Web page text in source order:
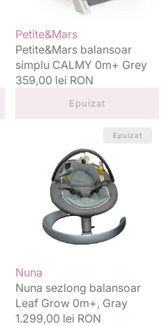
Vânzător:
Petite&Mars
Petite&Mars balansoar
simplu CALMY 0m+ Grey
Preț
359,00 lei RON
Epuizat
balansoar
Epuizat
Vânzător:
Nuna
Nuna sezlong balansoar
Leaf Grow 0m+, Gray
Preț
1.299,00 lei RON